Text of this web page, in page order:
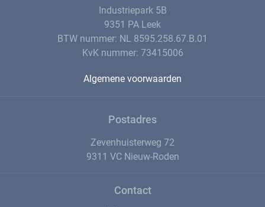
Industriepark 5B
9351 PA Leek
BTW nummer: NL 8595.258.67.B.01
KvK nummer: 73415006
Algemene voorwaarden
Postadres
Zevenhuisterweg 72
9311 VC Nieuw-Roden
Contact